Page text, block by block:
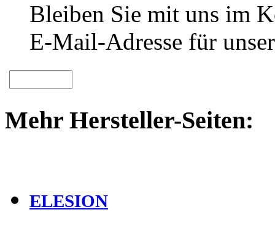
Bleiben Sie mit uns im
E-Mail-Adresse für
Mehr Hersteller-Seiten:
ELESION